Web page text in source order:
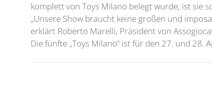
komplett von Toys Milano belegt wurde, ist sie
„Unsere Show braucht keine großen und
erklärt Roberto Marelli, Präsident von
Die fünfte „Toys Milano“ ist für den 27. und 28.